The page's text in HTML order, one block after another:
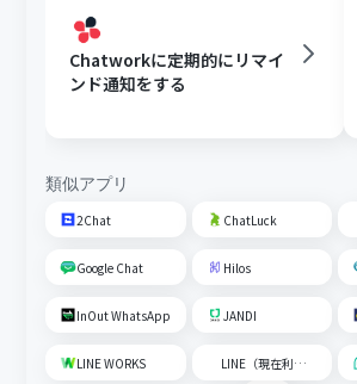
Chatworkに定期的にリマイ
ンド通知をする
類似アプリ
2Chat ChatLuck
Google Chat Hilos
InOut WhatsApp JANDI
LINE WORKS LINE（現在利用不可）